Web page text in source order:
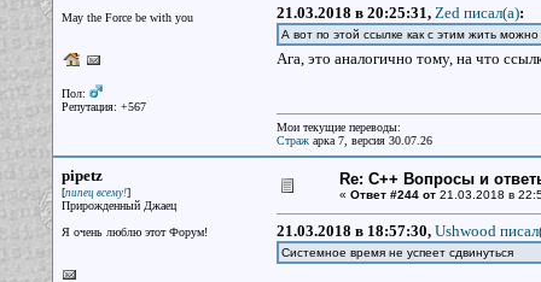
May the Force be with you
Пол:
Репутация: +567
21.03.2018 в 20:25:31, Zed писал(a):
А вот по этой ссылке как с этим жить
Ага, это аналогично тому, на что
Мои текущие переводы:
Стражарка 7, версия 30.07.26
pipetz
[пипец всему!]
Прирожденный Джаец
Я очень люблю этот Форум!
Re: С++ Вопросы и
« Ответ #244 от21.03.2018 в
21.03.2018 в 18:57:30, Ushwood
Системное время не успеет сдвинуться